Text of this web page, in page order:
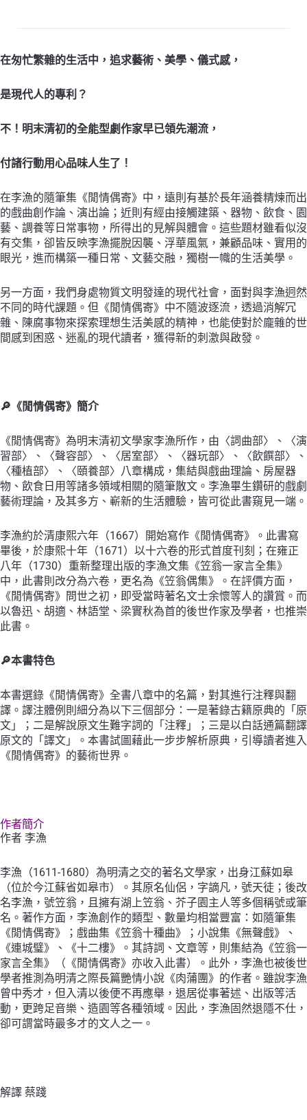
簡
約
新
風
之
落
窠
臼
的
獨
生
活
藝
術
在匆忙繁雜的生活中，追求藝術、美學、儀式感，
是現代人的專利？
不！明末清初的全能型劇作家早已領先潮流，
付諸行動用心品味人生了！
在李漁的隨筆集《閒情偶寄》中，遠則有基於長年涵養精煉而出
的戲曲創作論、演出論；近則有經由接觸建築、器物、飲食、園
藝、調養等日常事物，所得出的見解與體會。這些題材雖看似沒
有交集，卻皆反映李漁擺脫因襲、浮華風氣，兼顧品味、實用的
眼光，進而構築一種日常、文藝交融，獨樹一幟的生活美學。
另一方面，我們身處物質文明發達的現代社會，面對與李漁迥然
不同的時代課題。但《閒情偶寄》中不隨波逐流，透過消解冗
雜、陳腐事物來探索理想生活美感的精神，也能使對於龐雜的世
間感到困惑、迷亂的現代讀者，獲得新的刺激與啟發。
🔎 《閒情偶寄》簡介
《閒情偶寄》為明末清初文學家李漁所作，由〈詞曲部〉、〈演
習部〉、〈聲容部〉、〈居室部〉、〈器玩部〉、〈飲饌部〉、
〈種植部〉、〈頤養部〉八章構成，集結與戲曲理論、房屋器
物、飲食日用等諸多領域相關的隨筆散文。李漁畢生鑽研的戲劇
藝術理論，及其多方、嶄新的生活體驗，皆可從此書窺見一端。
李漁約於清康熙六年（1667）開始寫作《閒情偶寄》。此書寫
畢後，於康熙十年（1671）以十六卷的形式首度刊刻；在雍正
八年（1730）重新整理出版的李漁文集《笠翁一家言全集》
中，此書則改分為六卷，更名為《笠翁偶集》。在評價方面，
《閒情偶寄》問世之初，即受當時著名文士余懷等人的讚賞。而
以魯迅、胡適、林語堂、梁實秋為首的後世作家及學者，也推崇
此書。
🔎本書特色
本書選錄《閒情偶寄》全書八章中的名篇，對其進行注釋與翻
譯。譯注體例則細分為以下三個部分：一是著錄古籍原典的「原
文」；二是解說原文生難字詞的「注釋」；三是以白話通篇翻譯
原文的「譯文」。本書試圖藉此一步步解析原典，引導讀者進入
《閒情偶寄》的藝術世界。
作者簡介
作者 李漁
李漁（1611-1680）為明清之交的著名文學家，出身江蘇如皋
（位於今江蘇省如皋市）。其原名仙侶，字謫凡，號天徒；後改
名李漁，號笠翁，且擁有湖上笠翁、芥子園主人等多個稱號或筆
名。著作方面，李漁創作的類型、數量均相當豐富：如隨筆集
《閒情偶寄》；戲曲集《笠翁十種曲》；小說集《無聲戲》、
《連城璧》、《十二樓》。其詩詞、文章等，則集結為《笠翁一
家言全集》（《閒情偶寄》亦收入此書）。此外，李漁也被後世
學者推測為明清之際長篇艷情小說《肉蒲團》的作者。雖說李漁
曾中秀才，但入清以後便不再應舉，退居從事著述、出版等活
動，更跨足音樂、造園等各種領域。因此，李漁固然退隱不仕，
卻可謂當時最多才的文人之一。
解譯 蔡踐